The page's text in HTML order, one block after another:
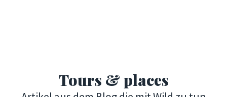
Tours & places